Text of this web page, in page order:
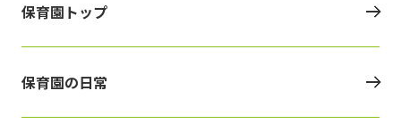
保育園トップ
保育園の日常